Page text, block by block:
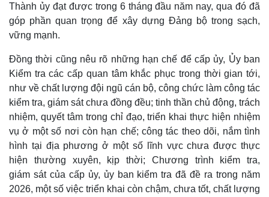
Thành ủy đạt được trong 6 tháng đầu năm nay, qua đó đã
góp phần quan trọng để xây dựng Đảng bộ trong sạch,
vững mạnh.
Đồng thời cũng nêu rõ những hạn chế để cấp ủy, Ủy ban
Kiểm tra các cấp quan tâm khắc phục trong thời gian tới,
như về chất lượng đội ngũ cán bộ, công chức làm công tác
kiểm tra, giám sát chưa đồng đều; tinh thần chủ động, trách
nhiệm, quyết tâm trong chỉ đạo, triển khai thực hiện nhiệm
vụ ở một số nơi còn hạn chế; công tác theo dõi, nắm tình
hình tại địa phương ở một số lĩnh vực chưa được thực
hiện thường xuyên, kịp thời; Chương trình kiểm tra,
giám sát của cấp ủy, ủy ban kiểm tra đã đề ra trong năm
2026, một số việc triển khai còn chậm, chưa tốt, chất lượng